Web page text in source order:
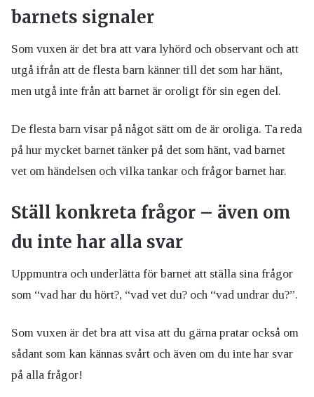
barnets signaler
Som vuxen är det bra att vara lyhörd och observant och att
utgå ifrån att de flesta barn känner till det som har hänt,
men utgå inte från att barnet är oroligt för sin egen del.
De flesta barn visar på något sätt om de är oroliga. Ta reda
på hur mycket barnet tänker på det som hänt, vad barnet
vet om händelsen och vilka tankar och frågor barnet har.
Ställ konkreta frågor – även om
du inte har alla svar
Uppmuntra och underlätta för barnet att ställa sina frågor
som “vad har du hört?, “vad vet du? och “vad undrar du?”.
Som vuxen är det bra att visa att du gärna pratar också om
sådant som kan kännas svårt och även om du inte har svar
på alla frågor!